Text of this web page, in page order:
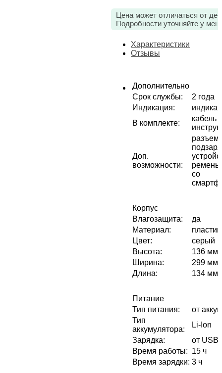
Цена может отличаться от
Подробности уточняйте у
Характеристики
Отзывы
Срок службы: 2 года
Дополнительно
Индикация:
В комплекте:
кабель
Доп.
возможности:
разъем
ремень
со
Корпус
Влагозащита:
да
Материал:
пластик
Цвет:
серый
Высота:
136 мм
Ширина:
299 мм
Длина: 134 мм
Питание
Тип питания:
от
Тип
аккумулятора:
Li-Ion
Зарядка:
от USB
Время работы: 15 ч
Время зарядки: 3 ч